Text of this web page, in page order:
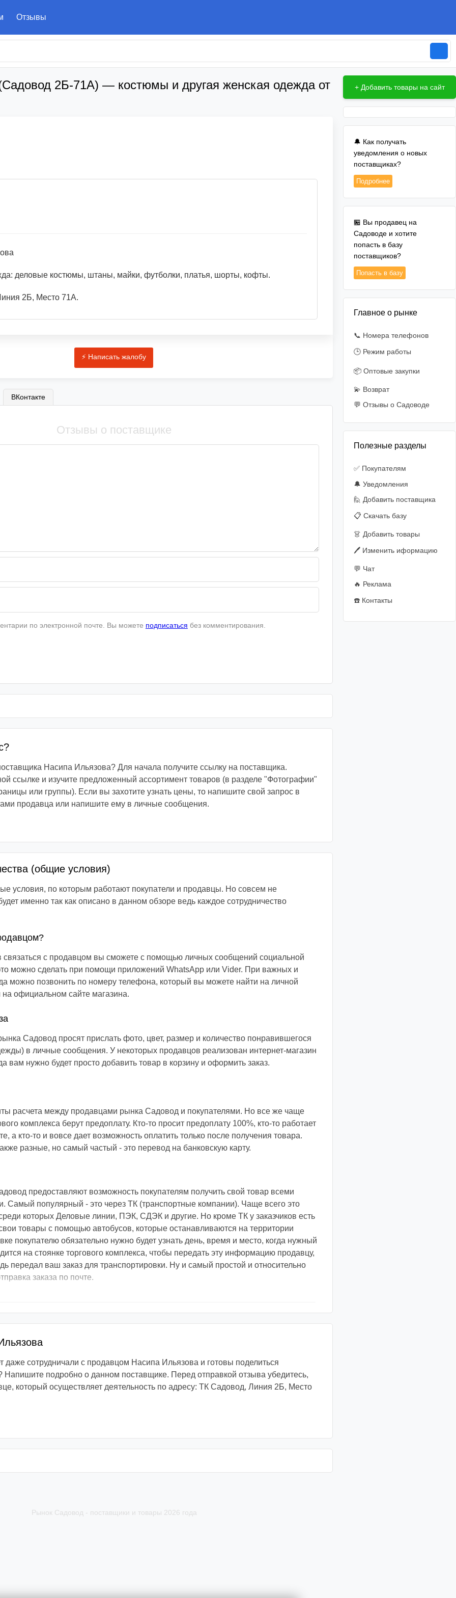
Отзывы
2Б-71А) — костюмы и другая женская одежда от
деловые костюмы, штаны, майки, футболки, платья, шорты, кофты.
2Б, Место 71А.
ВКонтакте
Отзывы о поставщике
по электронной почте. Вы можете подписаться без комментирования.
Насипа Ильязова? Для начала получите ссылку на поставщика.
ссылке и изучите предложенный ассортимент товаров (в разделе "Фотографии"
или группы). Если вы захотите узнать цены, то напишите свой запрос в
продавца или напишите ему в личные сообщения.
(общие условия)
условия, по которым работают покупатели и продавцы. Но совсем не
именно так как описано в данном обзоре ведь каждое сотрудничество
связаться с продавцом вы сможете с помощью личных сообщений социальной
можно сделать при помощи приложений WhatsApp или Vider. При важных и
можно позвонить по номеру телефона, который вы можете найти на личной
официальном сайте магазина.
Садовод просят прислать фото, цвет, размер и количество понравившегося
в личные сообщения. У некоторых продавцов реализован интернет-магазин
вам нужно будет просто добавить товар в корзину и оформить заказ.
расчета между продавцами рынка Садовод и покупателями. Но все же чаще
комплекса берут предоплату. Кто-то просит предоплату 100%, кто-то работает
а кто-то и вовсе дает возможность оплатить только после получения товара.
разные, но самый частый - это перевод на банковскую карту.
предоставляют возможность покупателям получить свой товар всеми
Самый популярный - это через ТК (транспортные компании). Чаще всего это
которых Деловые линии, ПЭК, СДЭК и другие. Но кроме ТК у заказчиков есть
товары с помощью автобусов, которые останавливаются на территории
покупателю обязательно нужно будет узнать день, время и место, когда нужный
на стоянке торгового комплекса, чтобы передать эту информацию продавцу,
передал ваш заказ для транспортировки. Ну и самый простой и относительно
заказа по почте.
сотрудничали с продавцом Насипа Ильязова и готовы поделиться
подробно о данном поставщике. Перед отправкой отзыва убедитесь,
который осуществляет деятельность по адресу: ТК Садовод, Линия 2Б, Место
+ Добавить товары на сайт
🔔 Как получать
уведомления о новых
поставщиках?
Подробнее
🏪 Вы продавец на
Садоводе и хотите
попасть в базу
поставщиков?
Попасть в базу
Главное о рынке
📞 Номера телефонов
🕒 Режим работы
📦 Оптовые закупки
💫 Возврат
💬 Отзывы о Садоводе
Полезные разделы
✅ Покупателям
🔔 Уведомления
🙋‍️ Добавить поставщика
📋 Скачать базу
👗 Добавить товары
🖊️ Изменить иформацию
💬 Чат
🔥 Реклама
☎️ Контакты
Рынок Садовод - поставщики и товары 2026 года